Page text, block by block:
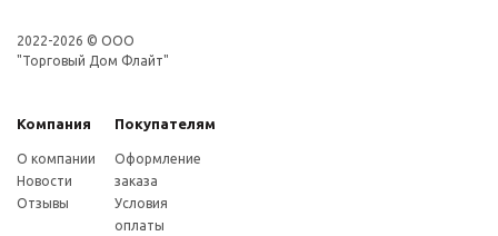
2022-2026 © OOO
"Торговый Дом Флайт"
Компания Покупателям
О компании
Новости
Отзывы
Оформление
заказа
Условия
оплаты